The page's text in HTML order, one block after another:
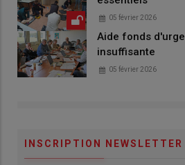
05 février 2026
Aide fonds
insuffisante
05 février 2026
INSCRIPTION NEWSLETTER